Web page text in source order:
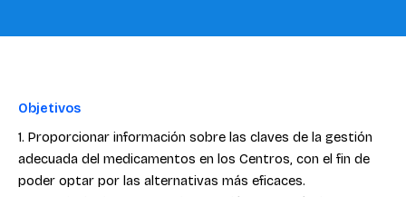
Objetivos
1. Proporcionar información sobre las claves de la gestión
adecuada del medicamentos en los Centros, con el fin de
poder optar por las alternativas más eficaces.